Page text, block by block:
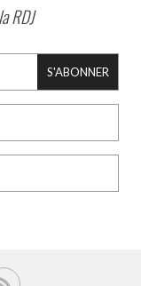
RDJ
S'ABONNER